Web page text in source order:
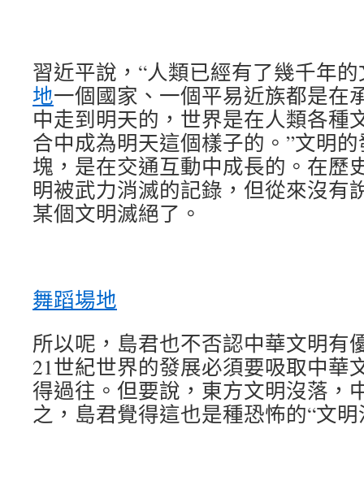
習近平說，“人類已經有了幾千年
地一個國家、一個平易近族都是在
中走到明天的，世界是在人類各種
合中成為明天這個樣子的。”文明
塊，是在交通互動中成長的。在歷
明被武力消滅的記錄，但從來沒有
某個文明滅絕了。
舞蹈場地
所以呢，島君也不否認中華文明有
21世紀世界的發展必須要吸取中華
得過往。但要說，東方文明沒落，
之，島君覺得這也是種恐怖的“文